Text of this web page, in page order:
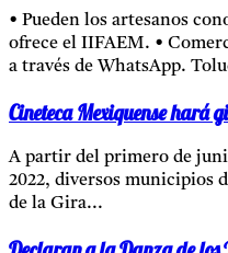
• Pueden los artesanos
ofrece el IIFAEM. •
a través de WhatsApp.
Cineteca Mexiquense hará
A partir del primero de
2022, diversos municipios
de la Gira...